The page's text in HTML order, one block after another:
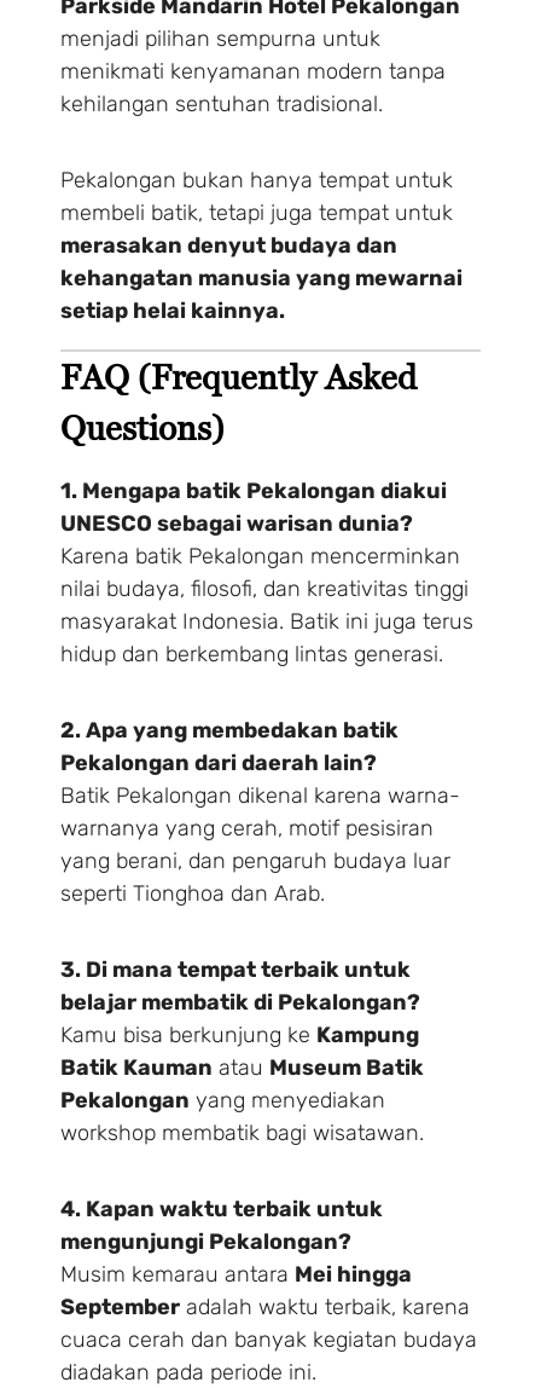
Parkside Mandarin Hotel Pekalongan
menjadi pilihan sempurna untuk
menikmati kenyamanan modern tanpa
kehilangan sentuhan tradisional.
Pekalongan bukan hanya tempat untuk
membeli batik, tetapi juga tempat untuk
merasakan denyut budaya dan
kehangatan manusia yang mewarnai
setiap helai kainnya.
FAQ (Frequently Asked
Questions)
1. Mengapa batik Pekalongan diakui
UNESCO sebagai warisan dunia?
Karena batik Pekalongan mencerminkan
nilai budaya, filosofi, dan kreativitas tinggi
masyarakat Indonesia. Batik ini juga terus
hidup dan berkembang lintas generasi.
2. Apa yang membedakan batik
Pekalongan dari daerah lain?
Batik Pekalongan dikenal karena warna-
warnanya yang cerah, motif pesisiran
yang berani, dan pengaruh budaya luar
seperti Tionghoa dan Arab.
3. Di mana tempat terbaik untuk
belajar membatik di Pekalongan?
Kamu bisa berkunjung ke Kampung
Batik Kauman atau Museum Batik
Pekalongan yang menyediakan
workshop membatik bagi wisatawan.
4. Kapan waktu terbaik untuk
mengunjungi Pekalongan?
Musim kemarau antara Mei hingga
September adalah waktu terbaik, karena
cuaca cerah dan banyak kegiatan budaya
diadakan pada periode ini.